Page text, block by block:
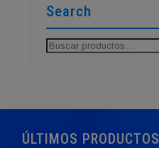
Search
Buscar
ÚLTIMOS PRODUCTOS